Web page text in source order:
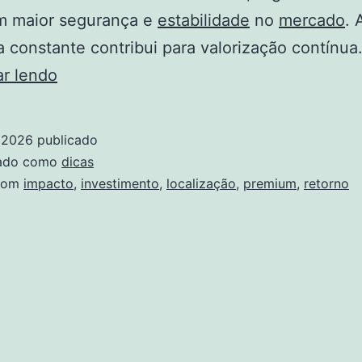
maior segurança e estabilidade no mercado.
constante contribui para valorização
lendo
Localização
Premium
publicado
como dicas
impacto, investimento, localização, premium, retorno